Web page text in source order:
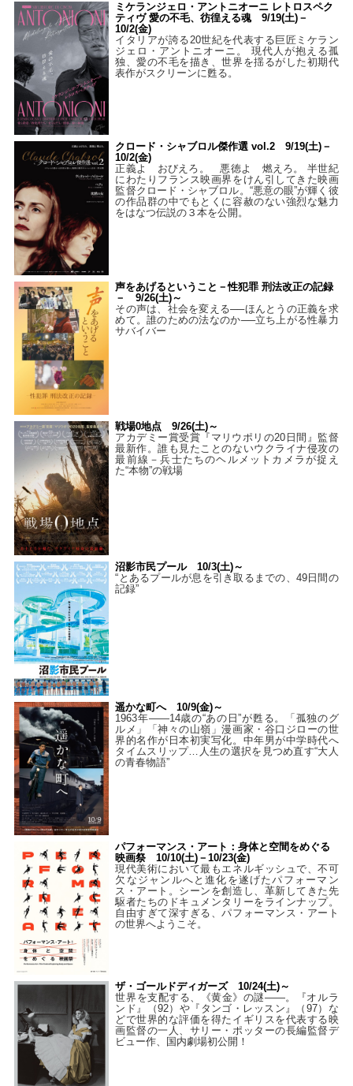
ミケランジェロ・アントニオーニ レトロスペク
ティヴ 愛の不毛、彷徨える魂 9/19(土)－
10/2(金)
イタリアが誇る20世紀を代表する巨匠ミケラン
ジェロ・アントニオーニ。 現代人が抱える孤
独、愛の不毛を描き、世界を揺るがした初期代
表作がスクリーンに甦る。
クロード・シャブロル傑作選 vol.2 9/19(土)－
10/2(金)
正義よ おびえろ。 悪徳よ 燃えろ。 半世紀
にわたりフランス映画界をけん引してきた映画
監督クロード・シャブロル。“悪意の眼”が輝く彼
の作品群の中でもとくに容赦のない強烈な魅力
をはなつ伝説の３本を公開。
声をあげるということ－性犯罪 刑法改正の記録
－ 9/26(土)～
その声は、社会を変える──ほんとうの正義を求
めて。誰のための法なのか──立ち上がる性暴力
サバイバー
戦場0地点 9/26(土)～
アカデミー賞受賞『マリウポリの20日間』監督
最新作。誰も見たことのないウクライナ侵攻の
最前線－兵士たちのヘルメットカメラが捉え
た“本物”の戦場
沼影市民プール 10/3(土)～
“とあるプールが息を引き取るまでの、49日間の
記録”
遥かな町へ 10/9(金)～
1963年――14歳の“あの日”が甦る。「孤独のグ
ルメ」「神々の山嶺」漫画家・谷口ジローの世
界的名作が日本初実写化。中年男が中学時代へ
タイムスリップ…人生の選択を見つめ直す“大人
の青春物語”
パフォーマンス・アート：身体と空間をめぐる
映画祭 10/10(土)－10/23(金)
現代美術において最もエネルギッシュで、不可
欠なジャンルへと進化を遂げたパフォーマン
ス・アート。シーンを創造し、革新してきた先
駆者たちのドキュメンタリーをラインナップ。
自由すぎて深すぎる、パフォーマンス・アート
の世界へようこそ。
ザ・ゴールドディガーズ 10/24(土)～
世界を支配する、《黄金》の謎――。『オルラ
ンド』（92）や『タンゴ・レッスン』（97）な
どで世界的な評価を得たイギリスを代表する映
画監督の一人、サリー・ポッターの長編監督デ
ビュー作、国内劇場初公開！